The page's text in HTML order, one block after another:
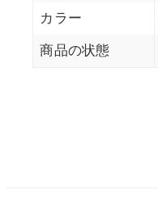
カラー
商品の状態